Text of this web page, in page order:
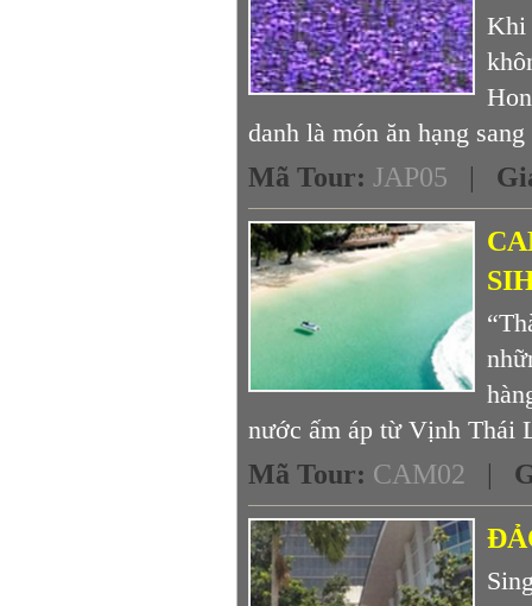
Khi
danh là món ăn hạng
Mã Tour: JAP05 |
nước ấm áp từ Vịnh Thái
Mã Tour: CAM02 |